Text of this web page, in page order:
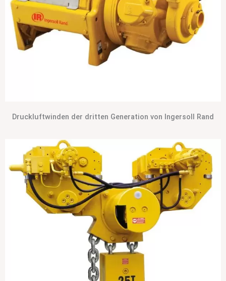
Druckluftwinden der dritten Generation von Ingersoll Rand